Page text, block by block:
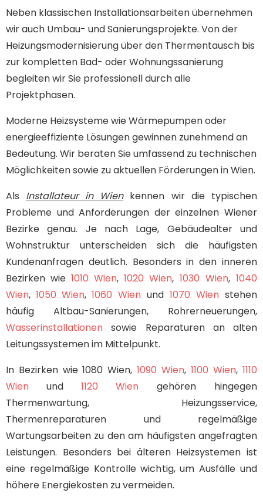
Neben klassischen Installationsarbeiten übernehmen
wir auch Umbau- und Sanierungsprojekte. Von der
Heizungsmodernisierung über den Thermentausch bis
zur kompletten Bad- oder Wohnungssanierung
begleiten wir Sie professionell durch alle
Projektphasen.
Moderne Heizsysteme wie Wärmepumpen oder
energieeffiziente Lösungen gewinnen zunehmend an
Bedeutung. Wir beraten Sie umfassend zu technischen
Möglichkeiten sowie zu aktuellen Förderungen in Wien.
Als Installateur in Wienkennen wir die typischen
Probleme und Anforderungen der einzelnen Wiener
Bezirke genau. Je nach Lage, Gebäudealter und
Wohnstruktur unterscheiden sich die häufigsten
Kundenanfragen deutlich. Besonders in den inneren
Bezirken wie 1010 Wien, 1020 Wien, 1030 Wien, 1040
Wien, 1050 Wien, 1060 Wien und 1070 Wien stehen
häufig Altbau-Sanierungen, Rohrerneuerungen,
Wasserinstallationen sowie Reparaturen an alten
Leitungssystemen im Mittelpunkt.
In Bezirken wie 1080 Wien, 1090 Wien, 1100 Wien, 1110
Wien und 1120 Wien gehören hingegen
Thermenwartung, Heizungsservice,
Thermenreparaturen und regelmäßige
Wartungsarbeiten zu den am häufigsten angefragten
Leistungen. Besonders bei älteren Heizsystemen ist
eine regelmäßige Kontrolle wichtig, um Ausfälle und
höhere Energiekosten zu vermeiden.